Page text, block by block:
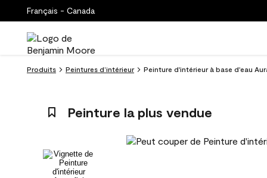
Français - Canada
Produits Peintures d’intérieur Peinture d'intérieur à base d'eau
Peinture la plus vendue